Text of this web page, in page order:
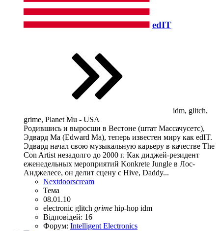
edIT
idm, glitch,
grime, Planet Mu - USA
Родившись и выросши в Вестоне (штат Массачусетс),
Эдвард Ма (Edward Ma), теперь известен миру как edIT.
Эдвард начал свою музыкальную карьеру в качестве The
Con Artist незадолго до 2000 г. Как диджей-резидент
еженедельных мероприятий Konkrete Jungle в Лос-
Анджелесе, он делит сцену с Hive, Daddy...
Nextdoorscream
Тема
08.01.10
electronic glitch grime hip-hop idm
Відповідей: 16
Форум: Intelligent Electronics